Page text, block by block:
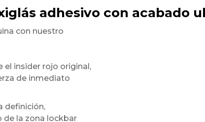
adhesivo con acabado
con nuestro
insider rojo original,
de inmediato
definición,
de la zona lockbar